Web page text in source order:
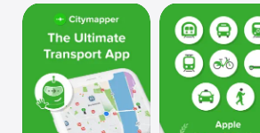
Mac
Watch
TV